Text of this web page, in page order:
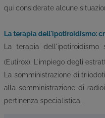
qui considerate alcune
La terapia dell'ipotiroidismo:
La terapia dell'ipotiroidismo
(Eutirox). L'impiego degli
La somministrazione di
alla somministrazione di
pertinenza specialistica.